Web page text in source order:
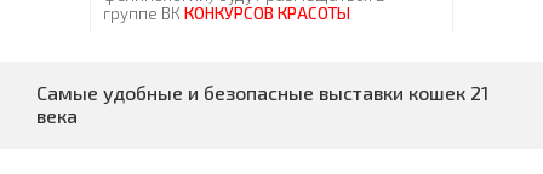
Самые удобные и безопасные выставки кошек 21
века